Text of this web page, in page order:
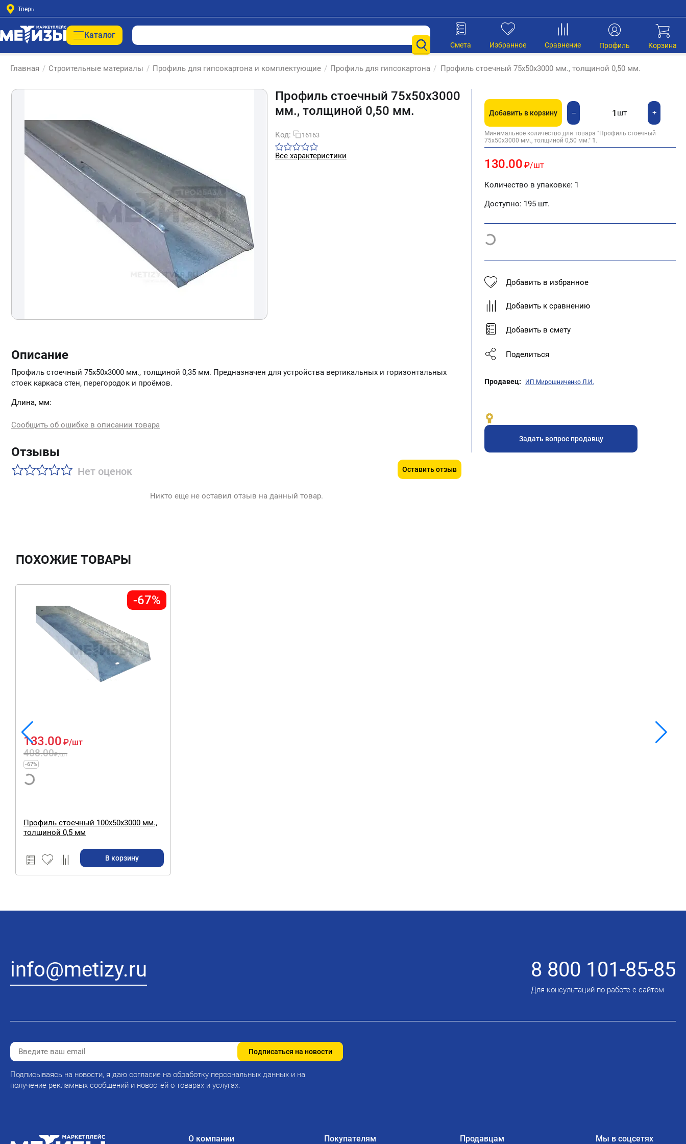
Тверь
Каталог
Корзина
Профиль
Сравнение
Избранное
Смета
Главная / Строительные материалы / Профиль для гипсокартона и комплектующие / Профиль для гипсокартона / Профиль стоечный 75х50х3000 мм., толщиной 0,50 мм.
Профиль стоечный 75х50х3000
мм., толщиной 0,50 мм.
Код: 16163
Все характеристики
Описание
Профиль стоечный 75х50х3000 мм., толщиной 0,35 мм. Предназначен для устройства вертикальных и горизонтальных
стоек каркаса стен, перегородок и проёмов.
Длина, мм:
Сообщить об ошибке в описании товара
Отзывы
Нет оценок Оставить отзыв
Никто еще не оставил отзыв на данный товар.
Добавить в корзину +
шт
−
Минимальное количество для товара "Профиль стоечный
75х50х3000 мм., толщиной 0,50 мм." 1 .
130.00 ₽/шт
Количество в упаковке: 1
Доступно: 195 шт.
Добавить в избранное
Добавить к сравнению
Добавить в смету
Поделиться
Продавец: ИП Мирошниченко Л.И.
Задать вопрос продавцу
ПОХОЖИЕ ТОВАРЫ
-67%
408.00₽/шт
133.00 ₽/шт
-67%
Профиль стоечный 100х50х3000 мм.,
толщиной 0,5 мм
В корзину
info@metizy.ru 8 800 101-85-85
Для консультаций по работе с сайтом
Подписаться на новости
Подписываясь на новости, я даю согласие на обработку персональных данных и на
получение рекламных сообщений и новостей о товарах и услугах.
О компании Покупателям Продавцам Мы в соцсетях